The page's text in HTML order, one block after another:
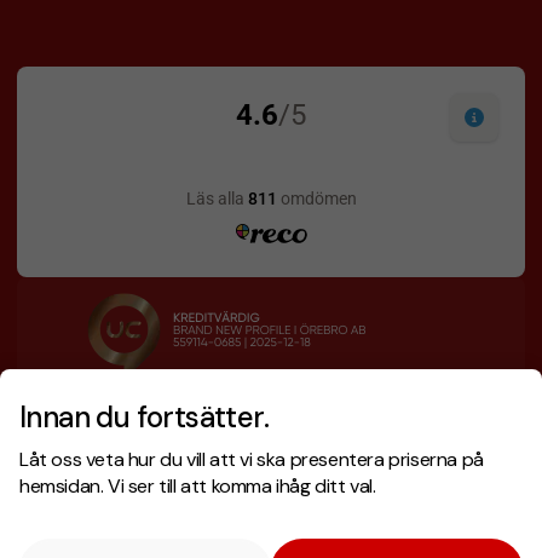
Innan du fortsätter.
Låt oss veta hur du vill att vi ska presentera priserna på
hemsidan. Vi ser till att komma ihåg ditt val.
Designskiss inom 1 h
Fri offert
Snabb leverans